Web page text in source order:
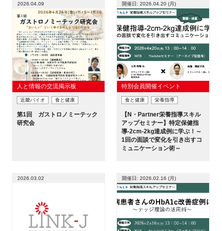
2026.04.09
人と情報の交流掲示板
近畿バイオ 食と健康
第1回 ガストロノミーテック
研究会
開催日: 2026.04.20 (月)
特別会員開催イベント
食と健康 栄養指導
【N・Partner栄養指導スキル
アップセミナー】特定保健指
導-2cm-2kg達成例に学ぶ！～
1回の面談で変化を引き出すコ
ミュニケーション術～
2026.03.02 開催日: 2026.02.16 (月)